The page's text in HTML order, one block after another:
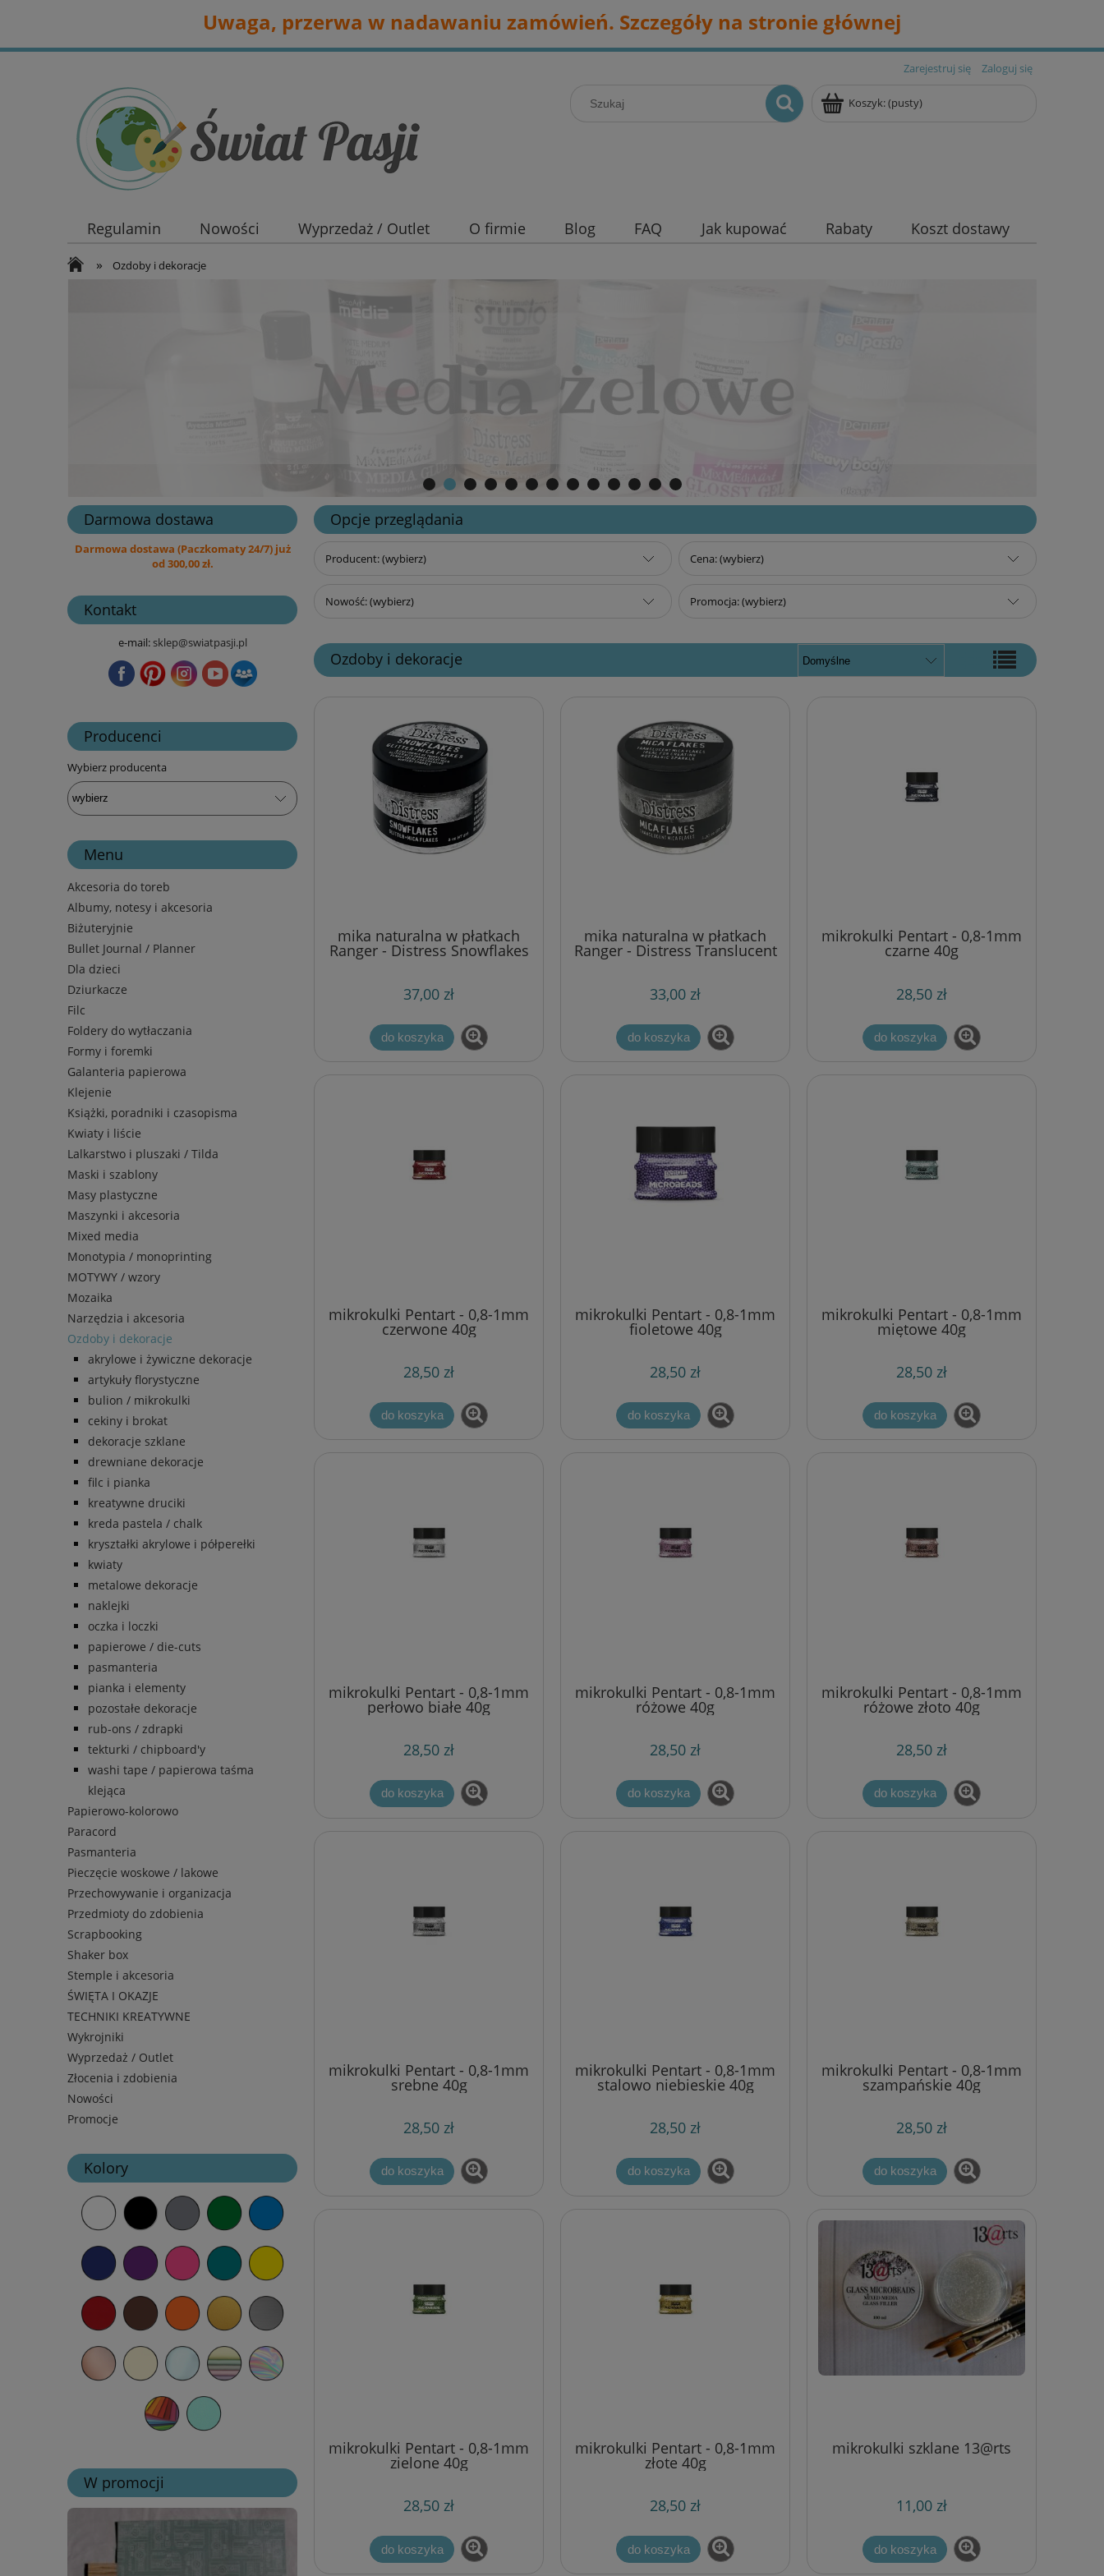
Uwaga, przerwa w nadawaniu zamówień. Szczegóły na stronie głównej
Zarejestruj się Zaloguj się
Koszyk:(pusty)
Regulamin Nowości Wyprzedaż / Outlet O firmie Blog FAQ Jak kupować Rabaty Koszt dostawy
» Ozdoby i dekoracje
Darmowa dostawa
Darmowa dostawa (Paczkomaty 24/7) już
od 300,00 zł.
Kontakt
e-mail:sklep@swiatpasji.pl
Producenci
Wybierz producenta
Menu
Akcesoria do toreb
Albumy, notesy i akcesoria
Biżuteryjnie
Bullet Journal / Planner
Dla dzieci
Dziurkacze
Filc
Foldery do wytłaczania
Formy i foremki
Galanteria papierowa
Klejenie
Książki, poradniki i czasopisma
Kwiaty i liście
Lalkarstwo i pluszaki / Tilda
Maski i szablony
Masy plastyczne
Maszynki i akcesoria
Mixed media
Monotypia / monoprinting
MOTYWY / wzory
Mozaika
Narzędzia i akcesoria
Ozdoby i dekoracje
akrylowe i żywiczne dekoracje
artykuły florystyczne
bulion / mikrokulki
cekiny i brokat
dekoracje szklane
drewniane dekoracje
filc i pianka
kreatywne druciki
kreda pastela / chalk
kryształki akrylowe i półperełki
kwiaty
metalowe dekoracje
naklejki
oczka i loczki
papierowe / die-cuts
pasmanteria
pianka i elementy
pozostałe dekoracje
rub-ons / zdrapki
tekturki / chipboard'y
washi tape / papierowa taśma
klejąca
Papierowo-kolorowo
Paracord
Pasmanteria
Pieczęcie woskowe / lakowe
Przechowywanie i organizacja
Przedmioty do zdobienia
Scrapbooking
Shaker box
Stemple i akcesoria
ŚWIĘTA I OKAZJE
TECHNIKI KREATYWNE
Wykrojniki
Wyprzedaż / Outlet
Złocenia i zdobienia
Nowości
Promocje
Kolory
W promocji
Opcje przeglądania
Producent: (wybierz) Cena: (wybierz)
Nowość: (wybierz) Promocja: (wybierz)
Ozdoby i dekoracje
mika naturalna w płatkach
Ranger - Distress Snowflakes
37,00 zł
do koszyka
mika naturalna w płatkach
Ranger - Distress Translucent
33,00 zł
do koszyka
mikrokulki Pentart - 0,8-1mm
czarne 40g
28,50 zł
do koszyka
mikrokulki Pentart - 0,8-1mm
czerwone 40g
28,50 zł
do koszyka
mikrokulki Pentart - 0,8-1mm
fioletowe 40g
28,50 zł
do koszyka
mikrokulki Pentart - 0,8-1mm
miętowe 40g
28,50 zł
do koszyka
mikrokulki Pentart - 0,8-1mm
perłowo białe 40g
28,50 zł
do koszyka
mikrokulki Pentart - 0,8-1mm
różowe 40g
28,50 zł
do koszyka
mikrokulki Pentart - 0,8-1mm
różowe złoto 40g
28,50 zł
do koszyka
mikrokulki Pentart - 0,8-1mm
srebne 40g
28,50 zł
do koszyka
mikrokulki Pentart - 0,8-1mm
stalowo niebieskie 40g
28,50 zł
do koszyka
mikrokulki Pentart - 0,8-1mm
szampańskie 40g
28,50 zł
do koszyka
mikrokulki Pentart - 0,8-1mm
zielone 40g
28,50 zł
do koszyka
mikrokulki Pentart - 0,8-1mm
złote 40g
28,50 zł
do koszyka
mikrokulki szklane 13@rts
11,00 zł
do koszyka